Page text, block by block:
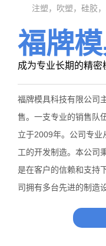
注塑，吹塑，硅胶
福牌
成为专业长期的精密
福牌模具科技有限公司
售。一支专业的销售队
立于2009年。公司专业
工的开发制造。本公司
是在客户的信赖和支持
司拥有多台先进的制造